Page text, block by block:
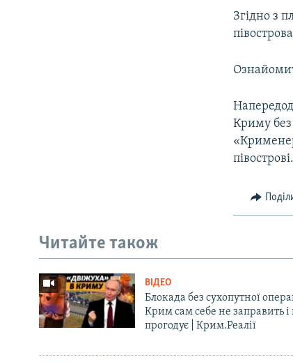
Згідно з
Криму без
півострові.
Читайте також
ВІДЕО
Блокада без сухопутної
Крим сам себе не заправить і
прогодує | Крим.Реалії